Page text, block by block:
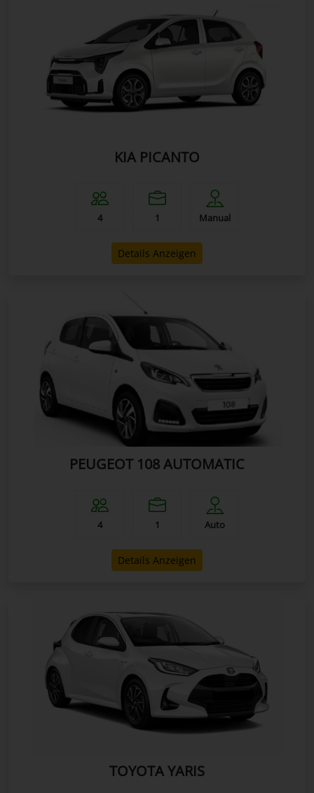
KIA PICANTO
4 1 Manual
Details Anzeigen
PEUGEOT 108 AUTOMATIC
4 1 Auto
Details Anzeigen
TOYOTA YARIS